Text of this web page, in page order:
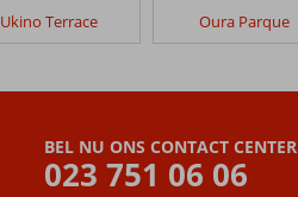
Ukino Terrace Oura Parque
BEL NU ONS CONTACT CENTER
023 751 06 06